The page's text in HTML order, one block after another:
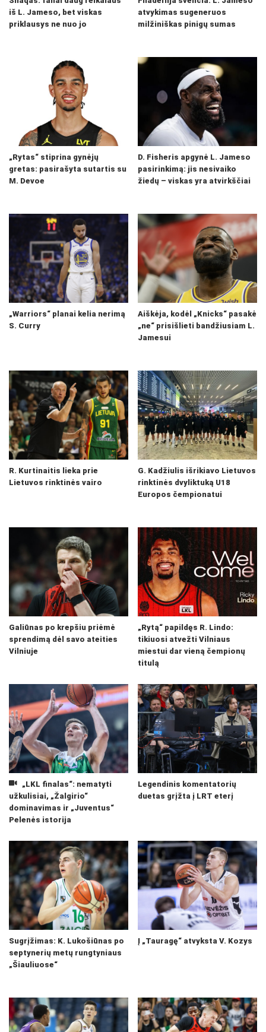
iš L. Jameso, bet viskas
priklausys ne nuo jo
atvykimas sugeneruos
milžiniškas pinigų sumas
„Rytas“ stiprina gynėjų
gretas: pasirašyta sutartis su
M. Devoe
D. Fisheris apgynė L. Jameso
pasirinkimą: jis nesivaiko
žiedų – viskas yra atvirkščiai
„Warriors“ planai kelia nerimą
S. Curry
Aiškėja, kodėl „Knicks“ pasakė
„ne“ prisišlieti bandžiusiam L.
Jamesui
R. Kurtinaitis lieka prie
Lietuvos rinktinės vairo
G. Kadžiulis išrikiavo Lietuvos
rinktinės dvyliktuką U18
Europos čempionatui
Galiūnas po krepšiu priėmė
sprendimą dėl savo ateities
Vilniuje
„Rytą“ papildęs R. Lindo:
tikiuosi atvežti Vilniaus
miestui dar vieną čempionų
titulą
„LKL finalas“: nematyti
užkulisiai, „Žalgirio“
dominavimas ir „Juventus“
Pelenės istorija
Legendinis komentatorių
duetas grįžta į LRT eterį
Sugrįžimas: K. Lukošiūnas po
septynerių metų rungtyniaus
„Šiauliuose“
Į „Tauragę“ atvyksta V. Kozys